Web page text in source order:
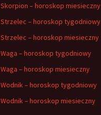
Skorpion – horoskop miesieczny
Strzelec – horoskop tygodniowy
Strzelec – horoskop miesieczny
Waga – horoskop tygodniowy
Waga – horoskop miesieczny
Wodnik – horoskop tygodniowy
Wodnik – horoskop miesieczny